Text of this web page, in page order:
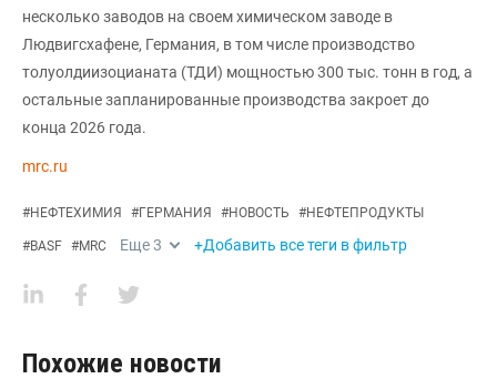
несколько заводов на своем химическом заводе в
Людвигсхафене, Германия, в том числе производство
толуолдиизоцианата (ТДИ) мощностью 300 тыс. тонн в год, а
остальные запланированные производства закроет до
конца 2026 года.
mrc.ru
#НЕФТЕХИМИЯ #ГЕРМАНИЯ #НОВОСТЬ #НЕФТЕПРОДУКТЫ
#BASF #MRC Еще3 +Добавить все теги в фильтр
Похожие новости